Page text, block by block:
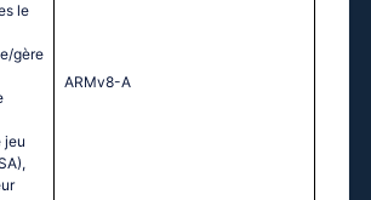
le
gère
jeu
ARMv8-A